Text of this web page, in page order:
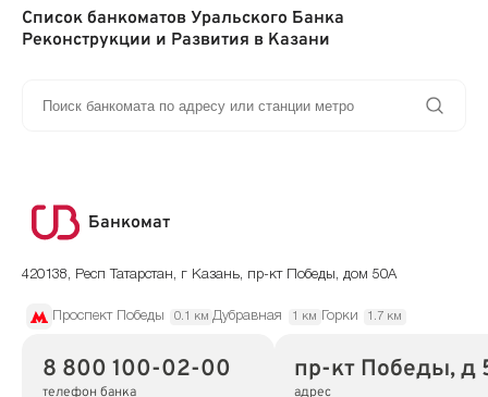
Список банкоматов Уральского Банка
Реконструкции и Развития в Казани
Банкомат
420138, Респ Татарстан, г Казань, пр-кт Победы, дом 50А
Проспект Победы 0.1 км Дубравная 1 км Горки 1.7 км
8 800 100-02-00
телефон банка
пр-кт Победы, д
адрес